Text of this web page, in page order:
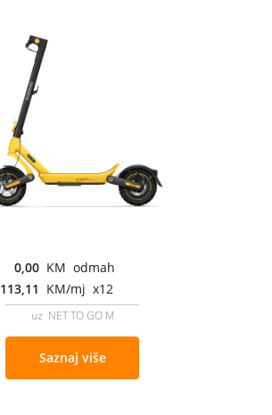
0,00 KM odmah
113,11 KM/mj x12
uz NET TO GO M
Saznaj više